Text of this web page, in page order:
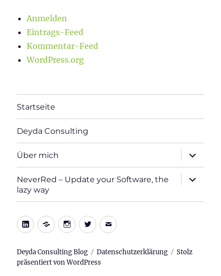
Anmelden
Eintrags-Feed
Kommentar-Feed
WordPress.org
Startseite
Deyda Consulting
Über mich
öffnen
NeverRed – Update your Software, the
lazy way
öffnen
LinkedIn
Xing Instagram
TwitterE-
Deyda Consulting Blog Datenschutzerklärung
Stolz
präsentiert von WordPress